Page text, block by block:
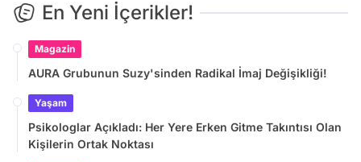
En Yeni İçerikler!
Magazin
AURA Grubunun Suzy'sinden Radikal İmaj Değişikliği!
Yaşam
Psikologlar Açıkladı: Her Yere Erken Gitme Takıntısı Olan
Kişilerin Ortak Noktası